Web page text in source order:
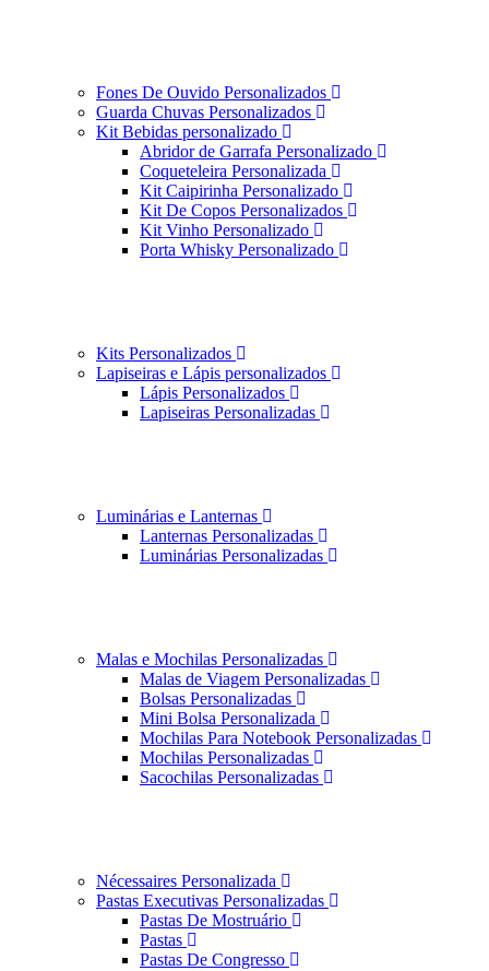
Fones De Ouvido Personalizados
Guarda Chuvas Personalizados
Kit Bebidas personalizado
Abridor de Garrafa Personalizado
Coqueteleira Personalizada
Kit Caipirinha Personalizado
Kit De Copos Personalizados
Kit Vinho Personalizado
Porta Whisky Personalizado
Kits Personalizados
Lapiseiras e Lápis personalizados
Lápis Personalizados
Lapiseiras Personalizadas
Luminárias e Lanternas
Lanternas Personalizadas
Luminárias Personalizadas
Malas e Mochilas Personalizadas
Malas de Viagem Personalizadas
Bolsas Personalizadas
Mini Bolsa Personalizada
Mochilas Para Notebook Personalizadas
Mochilas Personalizadas
Sacochilas Personalizadas
Nécessaires Personalizada
Pastas Executivas Personalizadas
Pastas De Mostruário
Pastas
Pastas De Congresso